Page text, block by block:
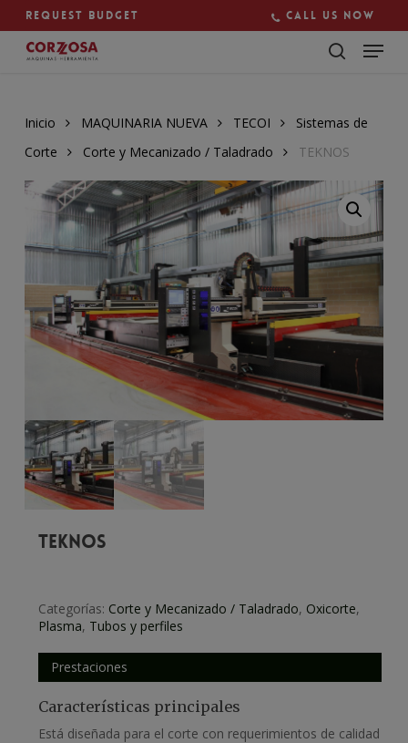
main
content
Request budget Call us now
Inicio MAQUINARIA NUEVA TECOI
Sistemas de
Corte
Corte y Mecanizado / Taladrado TEKNOS
TEKNOS
Categorías: Corte y Mecanizado / Taladrado, Oxicorte,
Plasma, Tubos y perfiles
Prestaciones
Características principales
Está diseñada para el corte con requerimientos de calidad
Close